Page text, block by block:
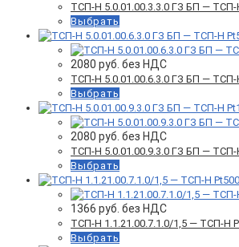
ТСП-Н 5.0.01.00.3.3.0 ГЗ БП — ТСП-
Выбрать
2080 руб. без НДС
ТСП-Н 5.0.01.00.6.3.0 ГЗ БП — ТСП-
Выбрать
2080 руб. без НДС
ТСП-Н 5.0.01.00.9.3.0 ГЗ БП — ТСП-
Выбрать
1366 руб. без НДС
ТСП-Н 1.1.21.00.7.1.0/1,5 — ТСП-Н
Выбрать